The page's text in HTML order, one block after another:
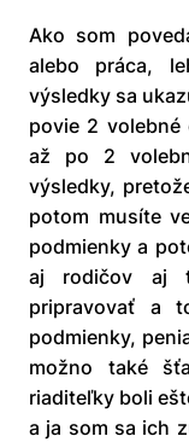
Ako som
alebo práca,
výsledky sa
povie 2 volebné
až po 2
výsledky,
potom musíte
podmienky a
aj rodičov aj
pripravovať a
podmienky,
možno také
riaditeľky boli
a ja som sa ich